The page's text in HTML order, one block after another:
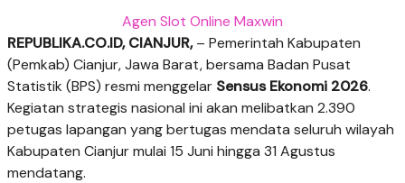
Agen Slot Online Maxwin
REPUBLIKA.CO.ID, CIANJUR,– Pemerintah Kabupaten
(Pemkab) Cianjur, Jawa Barat, bersama Badan Pusat
Statistik (BPS) resmi menggelar Sensus Ekonomi 2026.
Kegiatan strategis nasional ini akan melibatkan 2.390
petugas lapangan yang bertugas mendata seluruh wilayah
Kabupaten Cianjur mulai 15 Juni hingga 31 Agustus
mendatang.